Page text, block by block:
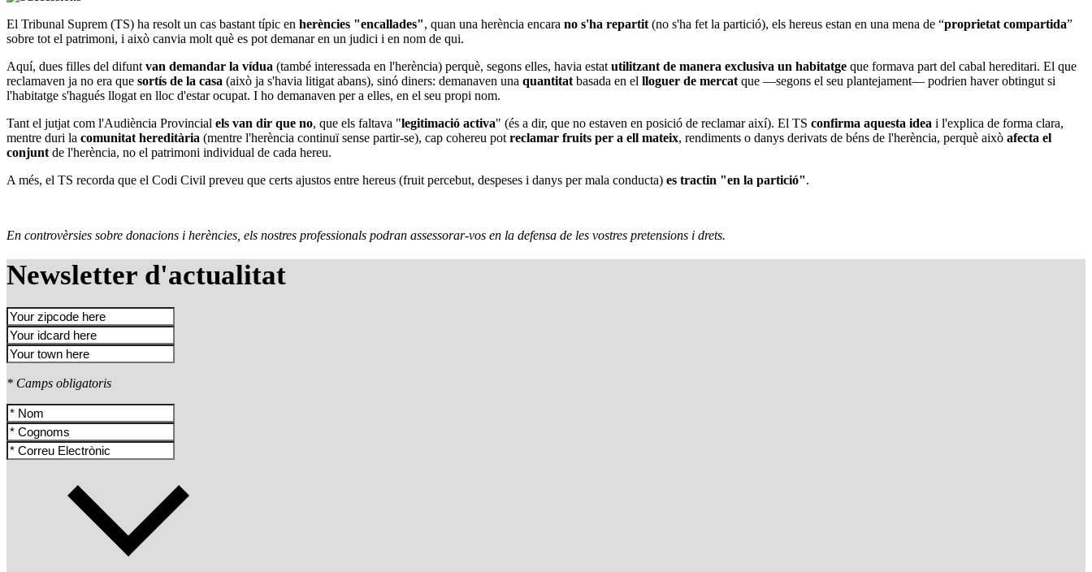
El Tribunal Suprem (TS) ha resolt un cas bastant típic en herències "encallades", quan una herència encara no s'ha repartit (no s'ha fet la partició), els hereus estan en una mena de “proprietat compartida”
sobre tot el patrimoni, i això canvia molt què es pot demanar en un judici i en nom de qui.
Aquí, dues filles del difunt van demandar la vídua (també interessada en l'herència) perquè, segons elles, havia estat utilitzant de manera exclusiva un habitatge que formava part del cabal hereditari. El que
reclamaven ja no era que sortís de la casa (això ja s'havia litigat abans), sinó diners: demanaven una quantitat basada en el lloguer de mercat que —segons el seu plantejament— podrien haver obtingut si
l'habitatge s'hagués llogat en lloc d'estar ocupat. I ho demanaven per a elles, en el seu propi nom.
Tant el jutjat com l'Audiència Provincial els van dir que no, que els faltava "legitimació activa" (és a dir, que no estaven en posició de reclamar així). El TS confirma aquesta idea i l'explica de forma clara,
mentre duri la comunitat hereditària (mentre l'herència continuï sense partir-se), cap cohereu pot reclamar fruits per a ell mateix, rendiments o danys derivats de béns de l'herència, perquè això afecta el
conjunt de l'herència, no el patrimoni individual de cada hereu.
A més, el TS recorda que el Codi Civil preveu que certs ajustos entre hereus (fruit percebut, despeses i danys per mala conducta) es tractin "en la partició".
En controvèrsies sobre donacions i herències, els nostres professionals podran assessorar-vos en la defensa de les vostres pretensions i drets.
Newsletter d'actualitat
* Camps obligatoris